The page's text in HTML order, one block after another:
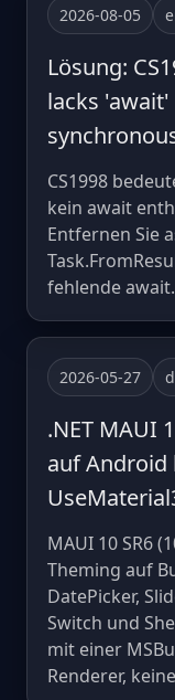
2026-08-05
Lösung:
lacks
CS1998
kein await
Entfernen Sie
fehlende await.
2026-05-27
.NET MAUI
auf Android
MAUI 10 SR6
Theming auf
DatePicker,
Switch und
mit einer
Renderer,